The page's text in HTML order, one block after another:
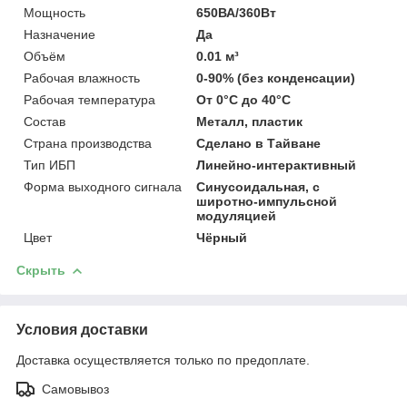
Мощность
650ВА/360Вт
Назначение
Да
Объём
0.01 м³
Рабочая влажность
0-90% (без конденсации)
Рабочая температура
От 0°С до 40°С
Состав
Металл, пластик
Страна производства
Сделано в Тайване
Тип ИБП
Линейно-интерактивный
Форма выходного сигнала
Cинусоидальная, с
широтно-импульсной
модуляцией
Цвет
Чёрный
Скрыть
Условия доставки
Доставка осуществляется только по предоплате.
Самовывоз